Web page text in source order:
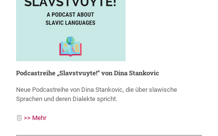
Podcastreihe „Slavstvuyte!“ von Dina Stankovic
Neue Podcastreihe von Dina Stankovic, die über slawische
Sprachen und deren Dialekte spricht.
>> Mehr